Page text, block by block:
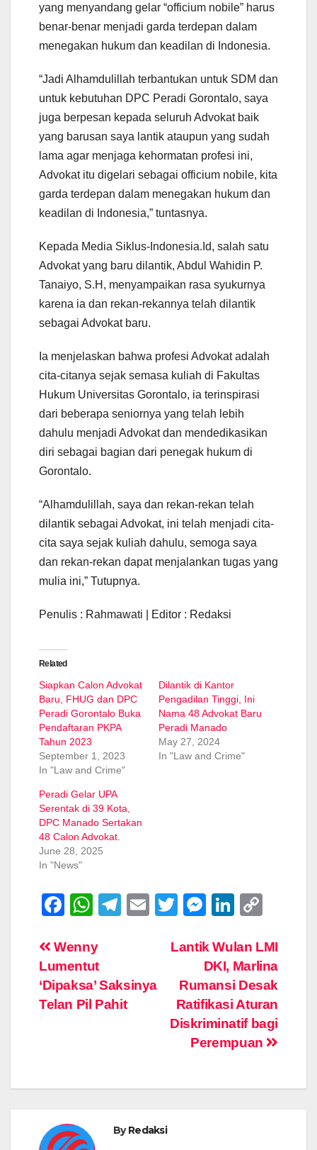
yang menyandang gelar “officium nobile” harus
benar-benar menjadi garda terdepan dalam
menegakan hukum dan keadilan di Indonesia.
“Jadi Alhamdulillah terbantukan untuk SDM dan
untuk kebutuhan DPC Peradi Gorontalo, saya
juga berpesan kepada seluruh Advokat baik
yang barusan saya lantik ataupun yang sudah
lama agar menjaga kehormatan profesi ini,
Advokat itu digelari sebagai officium nobile, kita
garda terdepan dalam menegakan hukum dan
keadilan di Indonesia,” tuntasnya.
Kepada Media Siklus-Indonesia.Id, salah satu
Advokat yang baru dilantik, Abdul Wahidin P.
Tanaiyo, S.H, menyampaikan rasa syukurnya
karena ia dan rekan-rekannya telah dilantik
sebagai Advokat baru.
Ia menjelaskan bahwa profesi Advokat adalah
cita-citanya sejak semasa kuliah di Fakultas
Hukum Universitas Gorontalo, ia terinspirasi
dari beberapa seniornya yang telah lebih
dahulu menjadi Advokat dan mendedikasikan
diri sebagai bagian dari penegak hukum di
Gorontalo.
“Alhamdulillah, saya dan rekan-rekan telah
dilantik sebagai Advokat, ini telah menjadi cita-
cita saya sejak kuliah dahulu, semoga saya
dan rekan-rekan dapat menjalankan tugas yang
mulia ini,” Tutupnya.
Penulis : Rahmawati | Editor : Redaksi
Related
Siapkan Calon Advokat
Baru, FHUG dan DPC
Peradi Gorontalo Buka
Pendaftaran PKPA
Tahun 2023
September 1, 2023
In "Law and Crime"
Dilantik di Kantor
Pengadilan Tinggi, Ini
Nama 48 Advokat Baru
Peradi Manado
May 27, 2024
In "Law and Crime"
Peradi Gelar UPA
Serentak di 39 Kota,
DPC Manado Sertakan
48 Calon Advokat.
June 28, 2025
In "News"
F
c
e
b
W
at
s
A
T
a
E
ail
T
tt
M
ss
e
n
g
er
Li
k
e
dI
n
p
y
Li
n
k
Post
navigation
Lantik Wulan LMI
DKI, Marlina
Rumansi Desak
Ratifikasi Aturan
Diskriminatif bagi
Perempuan
Wenny
Lumentut
‘Dipaksa’ Saksinya
Telan Pil Pahit
ByRedaksi